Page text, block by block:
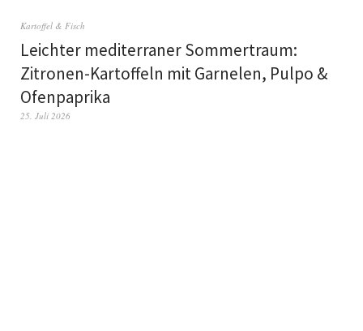
Kartoffel & Fisch
Leichter mediterraner Sommertraum:
Zitronen-Kartoffeln mit Garnelen, Pulpo &
Ofenpaprika
25. Juli 2026